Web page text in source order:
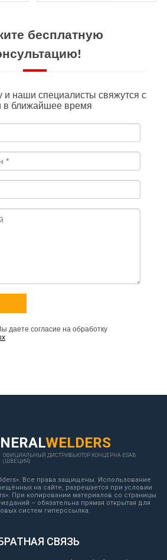
бесплатную
наши специалисты свяжутся с
в ближайшее время
даете согласие на обработку
WELDERS
ОФИЦИАЛЬНЫЙ ДИСТРИБЬЮТОР КОНЦЕРНА ESAB
(ШВЕЦИЯ)
Все права защищены. Использование
на сайте, разрешается при условии
При копировании материалов со страницы
изданий – обязательна прямая открытая для
систем гиперссылка.
СВЯЗЬ